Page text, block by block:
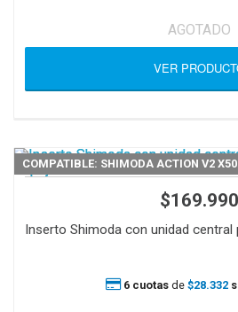
AGOTADO
VER
COMPATIBLE: SHIMODA ACTION V2
$169.990
Inserto Shimoda con unidad central
6 cuotas de $28.332